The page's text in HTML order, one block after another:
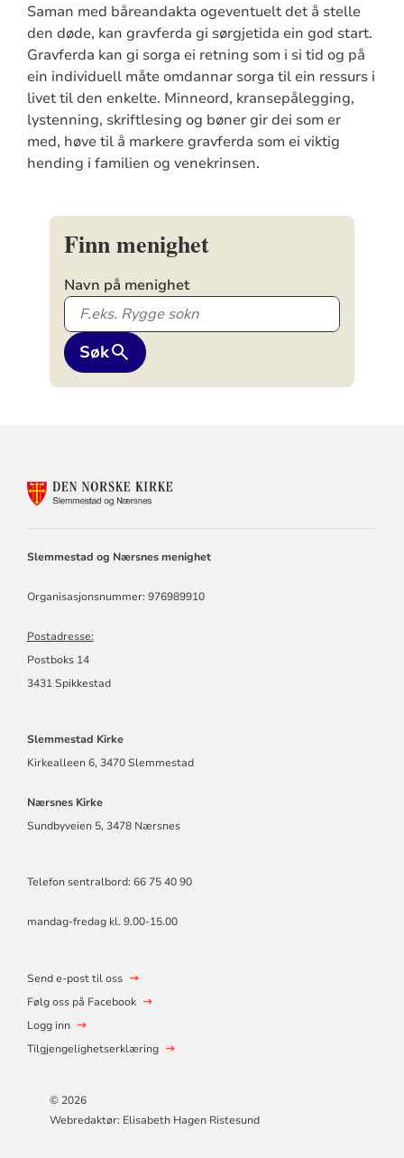
Saman med båreandakta ogeventuelt det å stelle
den døde, kan gravferda gi sørgjetida ein god start.
Gravferda kan gi sorga ei retning som i si tid og på
ein individuell måte omdannar sorga til ein ressurs i
livet til den enkelte. Minneord, kransepålegging,
lystenning, skriftlesing og bøner gir dei som er
med, høve til å markere gravferda som ei viktig
hending i familien og venekrinsen.
Finn menighet
Navn på menighet
Søk
Slemmestad og Nærsnes menighet
Organisasjonsnummer: 976989910
Postadresse:
Postboks 14
3431 Spikkestad
Slemmestad Kirke
Kirkealleen 6, 3470 Slemmestad
Nærsnes Kirke
Sundbyveien 5, 3478 Nærsnes
Telefon sentralbord: 66 75 40 90
mandag-fredag kl. 9.00-15.00
Send e-post til oss
Følg oss på Facebook
Logg inn
Tilgjengelighetserklæring
© 2026
Webredaktør: Elisabeth Hagen Ristesund